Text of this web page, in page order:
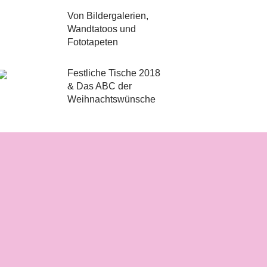
Von Bildergalerien,
Wandtatoos und
Fototapeten
Festliche Tische 2018
& Das ABC der
Weihnachtswünsche